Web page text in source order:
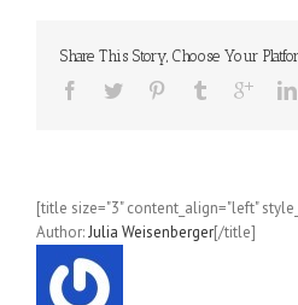
Share This Story, Choose Your
[title size="3" content_align="left"
Author:Julia Weisenberger[/title]